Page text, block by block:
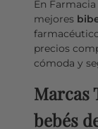
En
mejores
precios
cómoda y
Marcas
bebés